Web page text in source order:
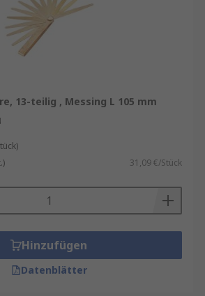
13-teilig , Messing L 105 mm
31,09 €/Stück
Hinzufügen
Datenblätter